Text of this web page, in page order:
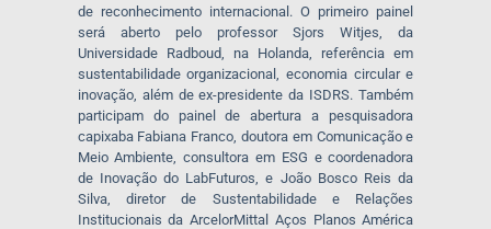
de reconhecimento internacional. O primeiro painel
será aberto pelo professor Sjors Witjes, da
Universidade Radboud, na Holanda, referência em
sustentabilidade organizacional, economia circular e
inovação, além de ex-presidente da ISDRS. Também
participam do painel de abertura a pesquisadora
capixaba Fabiana Franco, doutora em Comunicação e
Meio Ambiente, consultora em ESG e coordenadora
de Inovação do LabFuturos, e João Bosco Reis da
Silva, diretor de Sustentabilidade e Relações
Institucionais da ArcelorMittal Aços Planos América